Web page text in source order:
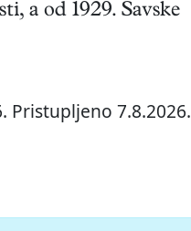
a od 1929. Savske
Pristupljeno 7.8.2026.